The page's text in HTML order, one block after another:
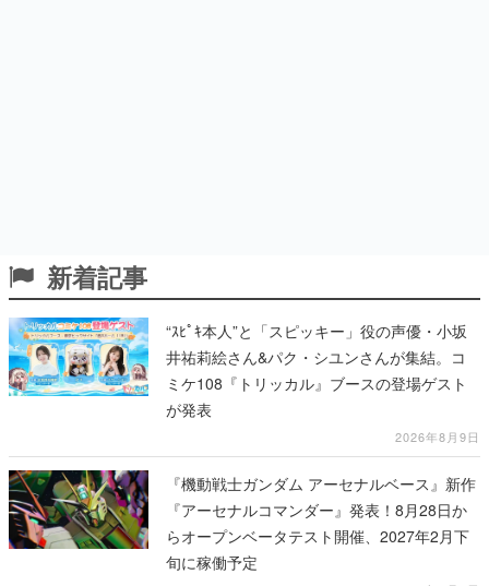
新着記事
“ｽﾋﾟｷ本人”と「スピッキー」役の声優・小坂
井祐莉絵さん&パク・シユンさんが集結。コ
ミケ108『トリッカル』ブースの登場ゲスト
が発表
2026年8月9日
『機動戦士ガンダム アーセナルベース』新作
『アーセナルコマンダー』発表！8月28日か
らオープンベータテスト開催、2027年2月下
旬に稼働予定